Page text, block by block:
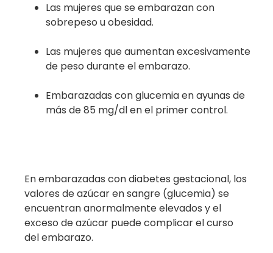
Las mujeres que se embarazan con
sobrepeso u obesidad.
Las mujeres que aumentan excesivamente
de peso durante el embarazo.
Embarazadas con glucemia en ayunas de
más de 85 mg/dl en el primer control.
En embarazadas con diabetes gestacional, los
valores de azúcar en sangre (glucemia) se
encuentran anormalmente elevados y el
exceso de azúcar puede complicar el curso
del embarazo.